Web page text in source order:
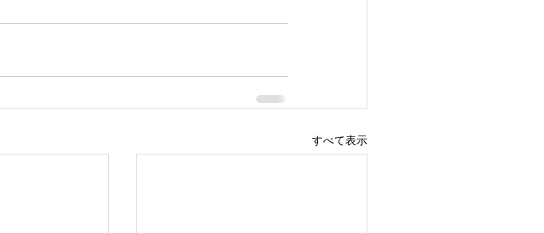
すべて表示